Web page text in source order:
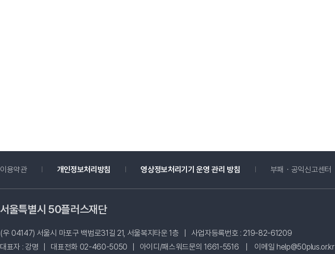
이용약관 개인정보처리방침 영상정보처리기기 운영 관리 방침 부패・공익신고센터
서울특별시 50플러스재단
(우 04147) 서울시 마포구 백범로31길 21, 서울복지타운 1층
사업자등록번호 : 219-82-61209
대표자 : 강명
대표전화 02-460-5050 아이디/패스워드문의 1661-5516 이메일 help@50plus.or.kr